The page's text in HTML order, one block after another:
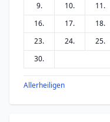
9.
10. 11.
16.
17. 18.
23.
24. 25.
30.
Allerheiligen